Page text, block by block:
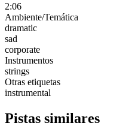
2:06
Ambiente/Temática
dramatic
sad
corporate
Instrumentos
strings
Otras etiquetas
instrumental
Pistas similares